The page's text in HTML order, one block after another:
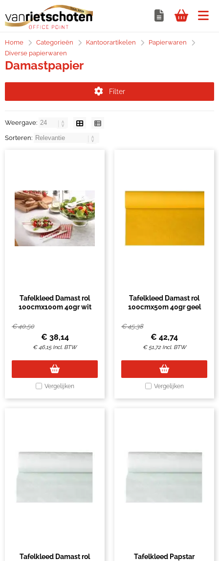
Home Categorieën Kantoorartikelen
Papierwaren
Diverse papierwaren
Damastpapier
Filter
Weergave:
Sorteren:
Tafelkleed Damast rol
100cmx100m 40gr wit
€40,50
€ 38,14
€46,15 Incl. BTW
Vergelijken
Tafelkleed Damast rol
100cmx50m 40gr geel
€45,38
€ 42,74
€ 51,72 Incl. BTW
Vergelijken
Tafelkleed Damast rol
Tafelkleed Papstar